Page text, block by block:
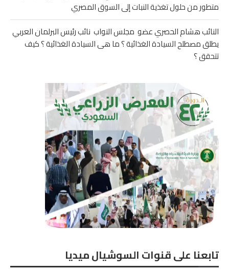
متطور من حلول تغذية النبات إلى السوق المصري
النائب هشام الحصري عضو مجلس النواب نائب رئيس البرلمان العربي
يطلق مصطلح السيادة الغذائية ؟ ما هى السيادة الغذائية ؟ كيف
تتحقق ؟
تابعنا على قنوات السوشيال ميديا